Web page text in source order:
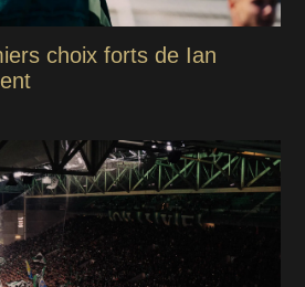
choix forts de Ian